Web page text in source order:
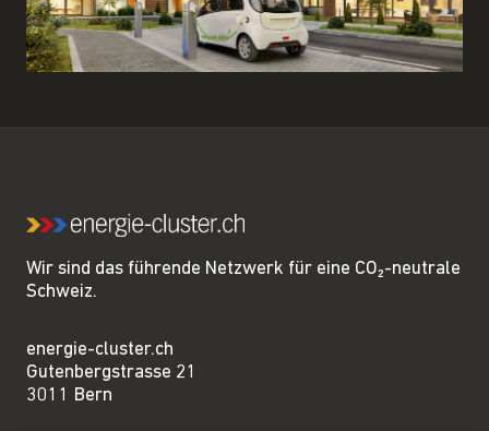
Wir sind das führende Netzwerk für eine CO₂-neutrale
Schweiz.
energie-cluster.ch
Gutenbergstrasse 21
3011 Bern